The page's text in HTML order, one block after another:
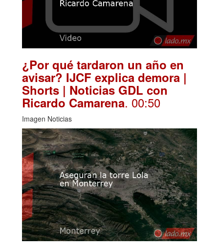
¿Por qué tardaron un año en
avisar? IJCF explica demora |
Shorts | Noticias GDL con
Ricardo Camarena. 00:50
Imagen Noticias